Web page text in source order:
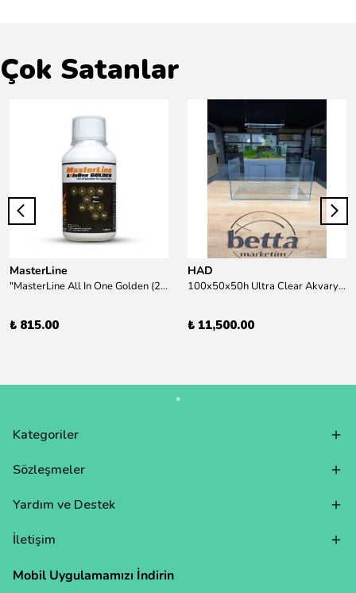
Çok Satanlar
MasterLine
"MasterLine All In One Golden (200 ml) Daha yüksek zorluk derecesine sahip bitkiler için Özel formül Tam Besin "
₺ 815.00
HAD
100x50x50h Ultra Clear Akvaryum 10mm 90derece Birleşim /Sadece Otobüs Kargosu ile Gönderim Yapılır !
₺ 11,500.00
Kategoriler
Sözleşmeler
Yardım ve Destek
İletişim
Mobil Uygulamamızı İndirin